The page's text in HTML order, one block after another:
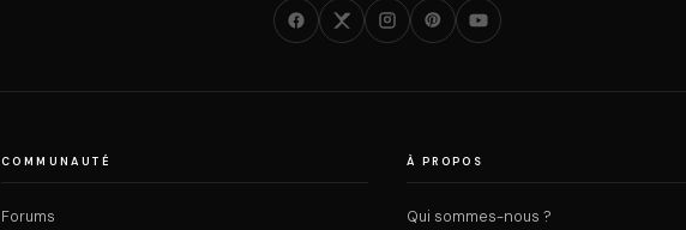
COMMUNAUTÉ
Forums
À PROPOS
Qui sommes-nous ?